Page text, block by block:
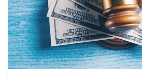
Смотреть дело